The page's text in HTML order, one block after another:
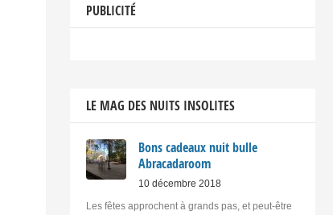
PUBLICITÉ
LE MAG DES NUITS INSOLITES
Bons cadeaux nuit bulle
Abracadaroom
10 décembre 2018
Les fêtes approchent à grands pas, et peut-être